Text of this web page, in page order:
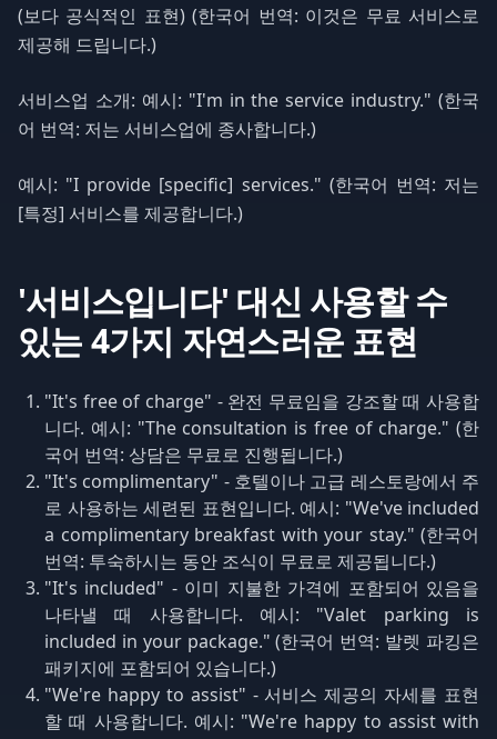
(보다 공식적인 표현) (한국어 번역: 이것은 무료 서비스로
제공해 드립니다.)
서비스업 소개: 예시: "I'm in the service industry." (한국
어 번역: 저는 서비스업에 종사합니다.)
예시: "I provide [specific] services." (한국어 번역: 저는
[특정] 서비스를 제공합니다.)
'서비스입니다' 대신 사용할 수
있는 4가지 자연스러운 표현
"It's free of charge" - 완전 무료임을 강조할 때 사용합
니다. 예시: "The consultation is free of charge." (한
국어 번역: 상담은 무료로 진행됩니다.)
"It's complimentary" - 호텔이나 고급 레스토랑에서 주
로 사용하는 세련된 표현입니다. 예시: "We've included
a complimentary breakfast with your stay." (한국어
번역: 투숙하시는 동안 조식이 무료로 제공됩니다.)
"It's included" - 이미 지불한 가격에 포함되어 있음을
나타낼 때 사용합니다. 예시: "Valet parking is
included in your package." (한국어 번역: 발렛 파킹은
패키지에 포함되어 있습니다.)
"We're happy to assist" - 서비스 제공의 자세를 표현
할 때 사용합니다. 예시: "We're happy to assist with